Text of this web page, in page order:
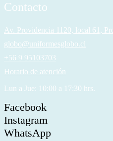
Contacto
Av. Providencia 1120, local 61,
globo@uniformesglobo.cl
+56 9 95103703
Horario de atención
Lun a Jue: 10:00 a 17:30 hrs.
Facebook
Instagram
WhatsApp